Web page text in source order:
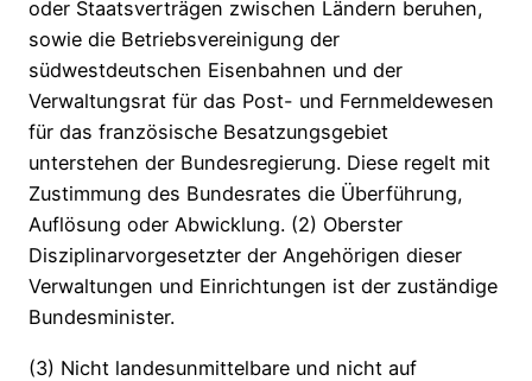
oder Staatsverträgen zwischen Ländern beruhen,
sowie die Betriebsvereinigung der
südwestdeutschen Eisenbahnen und der
Verwaltungsrat für das Post- und Fernmeldewesen
für das französische Besatzungsgebiet
unterstehen der Bundesregierung. Diese regelt mit
Zustimmung des Bundesrates die Überführung,
Auflösung oder Abwicklung. (2) Oberster
Disziplinarvorgesetzter der Angehörigen dieser
Verwaltungen und Einrichtungen ist der zuständige
Bundesminister.
(3) Nicht landesunmittelbare und nicht auf